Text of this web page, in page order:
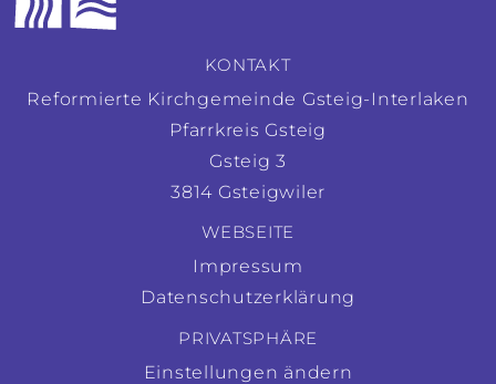
KONTAKT
Reformierte Kirchgemeinde Gsteig-Interlaken
Pfarrkreis Gsteig
Gsteig 3
3814 Gsteigwiler
WEBSEITE
Impressum
Datenschutzerklärung
PRIVATSPHÄRE
Einstellungen ändern